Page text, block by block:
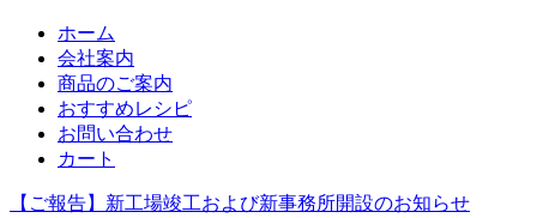
ホーム
会社案内
商品のご案内
おすすめレシピ
お問い合わせ
カート
【ご報告】新工場竣工および新事務所開設のお知らせ